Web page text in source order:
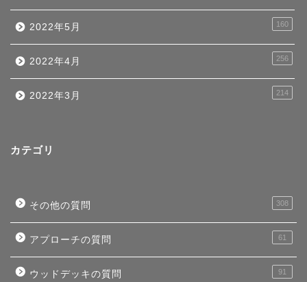
2022年5月 160
2022年4月 256
2022年3月 214
カテゴリ
その他の質問 308
アプローチの質問 61
ウッドデッキの質問 91